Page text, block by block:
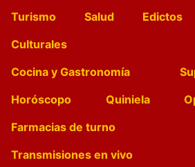
Turismo
Salud Edictos
Culturales
Cocina y Gastronomía
Horóscopo
Quiniela
Farmacias de turno
Transmisiones en vivo